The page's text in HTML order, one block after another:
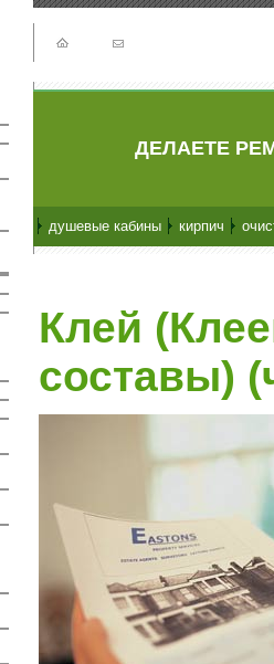
ДЕЛАЕТЕ
душевые кабины кирпич
Клей
составы)